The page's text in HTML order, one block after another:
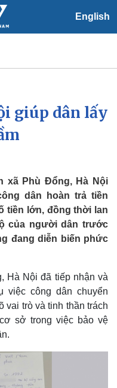
English
hội
24h
báo thời tiết
làm
đảo
giúp dân lấy
xã Phù Đổng, Hà Nội
dân hoàn trả tiền
tiền lớn, đồng thời lan
của người dân trước
đang diễn biến phức
Hà Nội đã tiếp nhận và
việc công dân chuyển
vai trò và tinh thần trách
sở trong việc bảo vệ